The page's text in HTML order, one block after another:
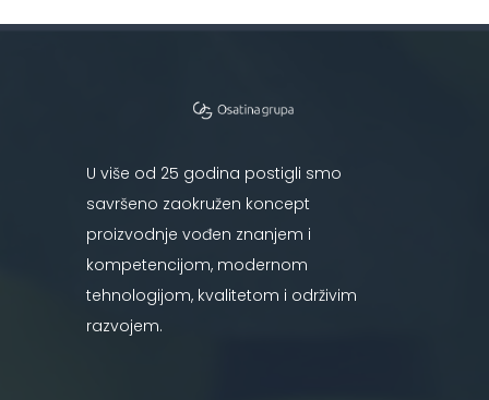
U više od 25 godina postigli smo
savršeno zaokružen koncept
proizvodnje vođen znanjem i
kompetencijom, modernom
tehnologijom, kvalitetom i održivim
razvojem.